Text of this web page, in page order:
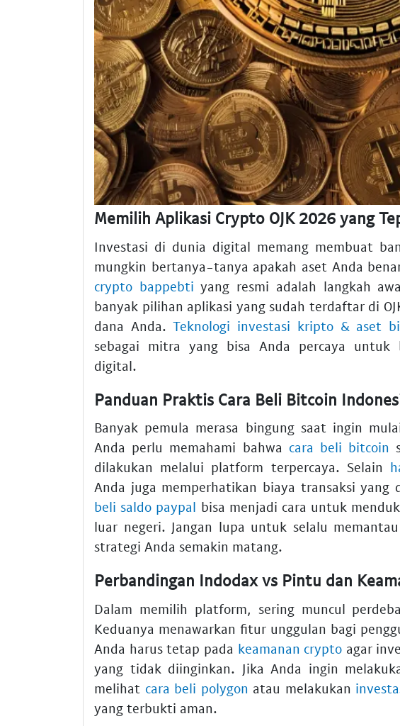
Memilih Aplikasi Crypto OJK 2026 yang
Investasi di dunia digital memang membuat
mungkin bertanya-tanya apakah aset Anda
crypto bappebti yang resmi adalah langkah
banyak pilihan aplikasi yang sudah terdaftar di
dana Anda.Teknologi investasi kripto & aset
sebagai mitra yang bisa Anda percaya untuk
digital.
Panduan Praktis Cara Beli Bitcoin
Banyak pemula merasa bingung saat ingin
Anda perlu memahami bahwa cara beli bitcoin
dilakukan melalui platform terpercaya. Selain
Anda juga memperhatikan biaya transaksi yang
beli saldo paypal bisa menjadi cara untuk
luar negeri. Jangan lupa untuk selalu memantau
strategi Anda semakin matang.
Perbandingan Indodax vs Pintu dan
Dalam memilih platform, sering muncul
Keduanya menawarkan fitur unggulan bagi
Anda harus tetap pada keamanan crypto agar
yang tidak diinginkan. Jika Anda ingin
melihat cara beli polygon atau melakukan
yang terbukti aman.